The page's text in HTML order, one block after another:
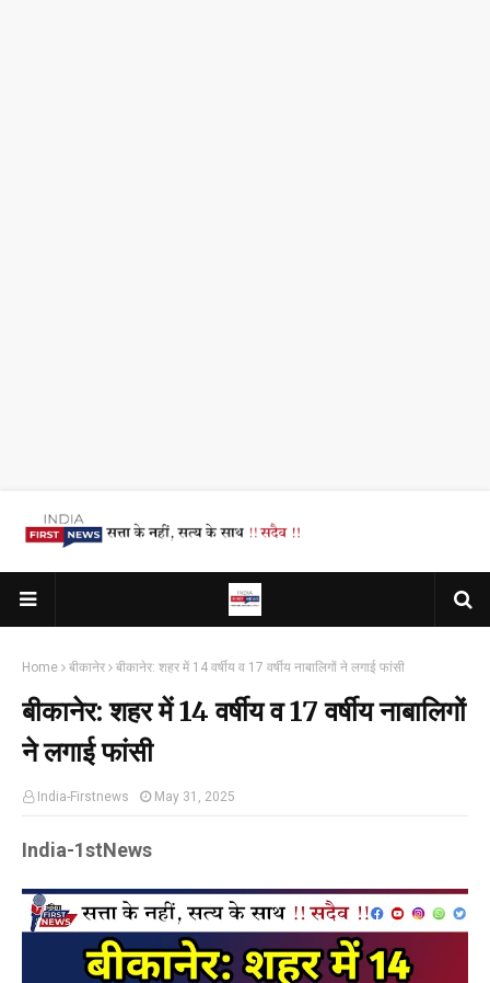
Home बीकानेर बीकानेर: शहर में 14 वर्षीय व 17 वर्षीय नाबालिगों ने लगाई फांसी
बीकानेर: शहर में 14 वर्षीय व 17 वर्षीय नाबालिगों
ने लगाई फांसी
India-Firstnews May 31, 2025
India-1stNews